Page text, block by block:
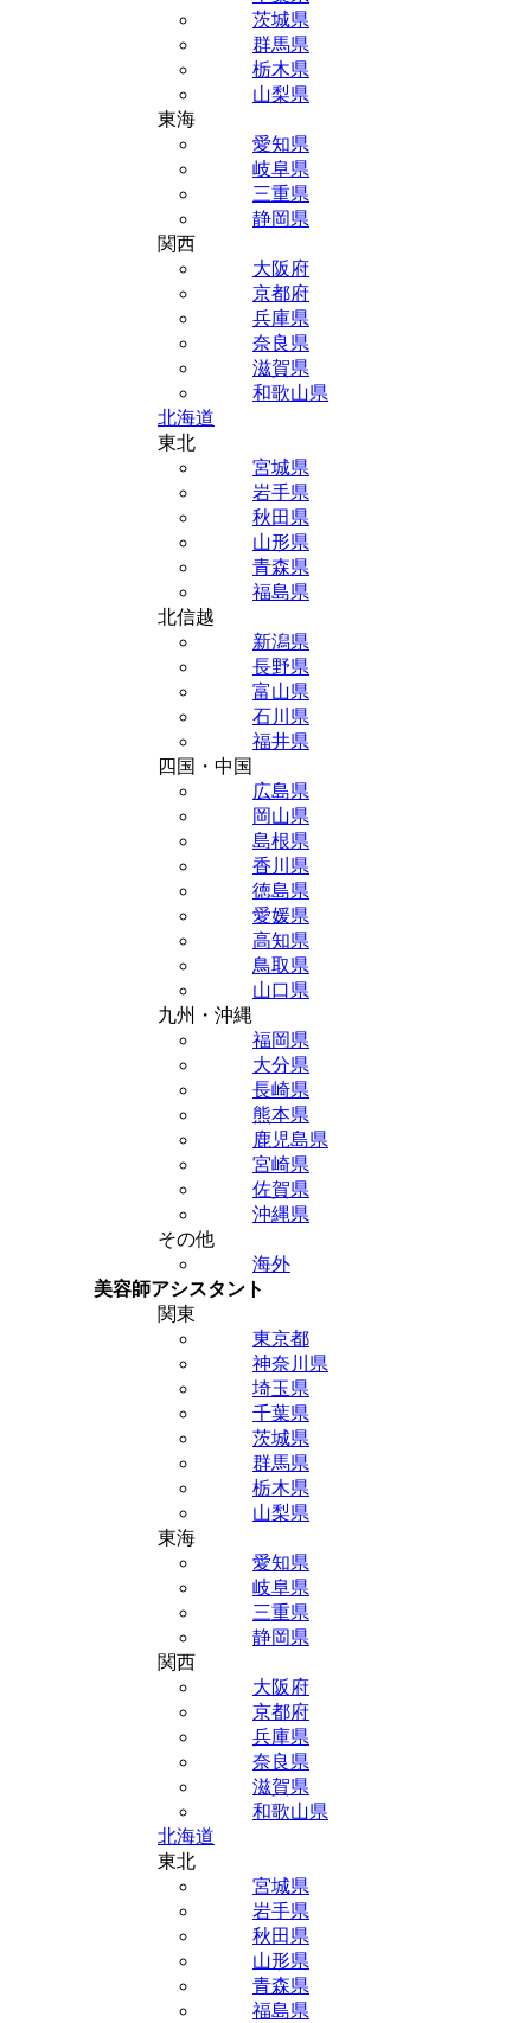
茨城県
群馬県
栃木県
山梨県
東海
愛知県
岐阜県
三重県
静岡県
関西
大阪府
京都府
兵庫県
奈良県
滋賀県
和歌山県
北海道
東北
宮城県
岩手県
秋田県
山形県
青森県
福島県
北信越
新潟県
長野県
富山県
石川県
福井県
四国・中国
広島県
岡山県
島根県
香川県
徳島県
愛媛県
高知県
鳥取県
山口県
九州・沖縄
福岡県
大分県
長崎県
熊本県
鹿児島県
宮崎県
佐賀県
沖縄県
その他
海外
美容師アシスタント
関東
東京都
神奈川県
埼玉県
千葉県
茨城県
群馬県
栃木県
山梨県
東海
愛知県
岐阜県
三重県
静岡県
関西
大阪府
京都府
兵庫県
奈良県
滋賀県
和歌山県
北海道
東北
宮城県
岩手県
秋田県
山形県
青森県
福島県